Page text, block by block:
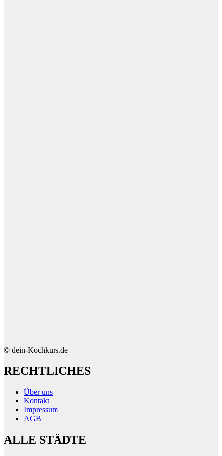
© dein-Kochkurs.de
RECHTLICHES
Über uns
Kontakt
Impressum
AGB
ALLE STÄDTE